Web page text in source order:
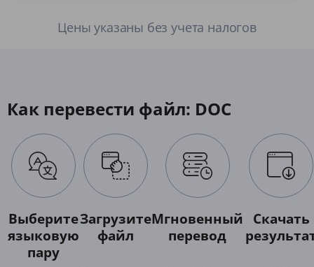
Цены указаны без учета налогов
Как перевести файл: DOC
Выберите
языковую
пару
Загрузите
файл
Мгновенный
перевод
Скачать